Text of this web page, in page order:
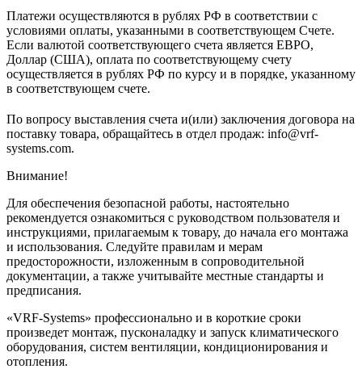
Платежи осуществляются в рублях РФ в соответствии с
условиями оплаты, указанными в соответствующем Счете.
Если валютой соответствующего счета является ЕВРО,
Доллар (США), оплата по соответствующему cчету
осуществляется в рублях РФ по курсу и в порядке, указанному
в соответствующем cчете.
По вопросу выставления счета и(или) заключения договора на
поставку товара, обращайтесь в отдел продаж: info@vrf-
systems.com.
Внимание!
Для обеспечения безопасной работы, настоятельно
рекомендуется ознакомиться с руководством пользователя и
инструкциями, прилагаемым к товару, до начала его монтажа
и использования. Следуйте правилам и мерам
предосторожности, изложенным в сопроводительной
документации, а также учитывайте местные стандарты и
предписания.
«VRF-Systems» профессионально и в короткие сроки
произведет монтаж, пусконаладку и запуск климатического
оборудования, систем вентиляции, кондиционирования и
отопления.